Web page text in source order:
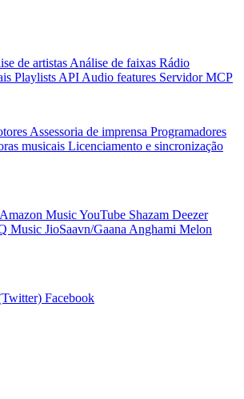
de artistas Análise de faixas Rádio
Playlists API Audio features Servidor MCP
Assessoria de imprensa Programadores
musicais Licenciamento e sincronização
Amazon MusicYouTube Shazam Deezer
Music JioSaavn/Gaana Anghami Melon
Facebook